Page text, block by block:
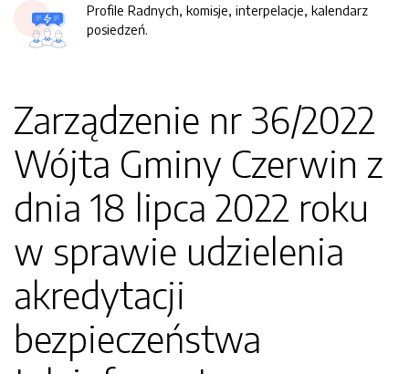
Profile Radnych, komisje, interpelacje, kalendarz
posiedzeń.
Zarządzenie nr 36/2022
Wójta Gminy Czerwin z
dnia 18 lipca 2022 roku
w sprawie udzielenia
akredytacji
bezpieczeństwa